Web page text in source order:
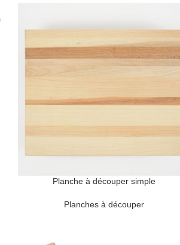
Planche à découper simple
Planches à découper